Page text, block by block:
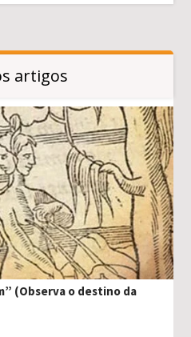
artigos
(Observa o destino da